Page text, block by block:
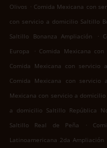
Olivos . Comida Mexicana con
con servicio a domicilio Saltillo
Saltillo Bonanza Ampliación
.
Europa
. Comida Mexicana
Comida Mexicana con servicio
Comida Mexicana con
Mexicana con servicio a
a domicilio Saltillo República
Saltillo Real de Peña
.
Latinoamericana 2da Ampliación